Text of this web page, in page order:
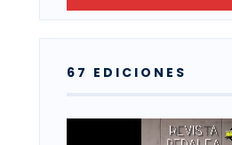
67 EDICIONES